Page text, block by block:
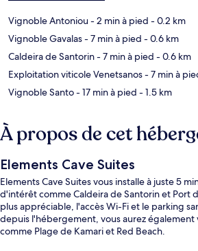
Vignoble Antoniou- 2 min à pied - 0.2 km
Vignoble Gavalas- 7 min à pied - 0.6 km
Caldeira de Santorin- 7 min à pied - 0.6 km
Exploitation viticole Venetsanos- 7 min à
Vignoble Santo- 17 min à pied - 1.5 km
À propos de cet
Elements Cave Suites
Elements Cave Suites vous installe à juste 5
d'intérêt comme Caldeira de Santorin et Port
plus appréciable, l'accès Wi-Fi et le parking
depuis l'hébergement, vous aurez également
comme Plage de Kamari et Red Beach.